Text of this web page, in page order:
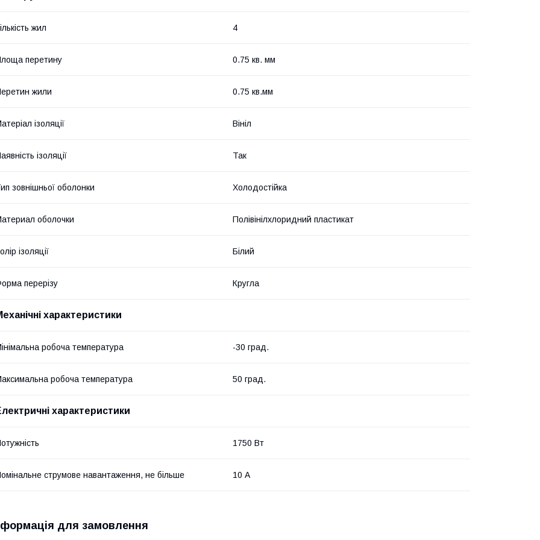
жил 4
перетину 0.75 кв. мм
жили 0.75 кв.мм
ізоляції Вініл
ізоляції Так
зовнішньої оболонки Холодостійка
оболочки Полівінілхлоридний пластикат
ізоляції Білий
перерізу Кругла
характеристики
робоча температура -30 град.
робоча температура 50 град.
характеристики
1750 Вт
струмове навантаження, не більше 10 А
для замовлення